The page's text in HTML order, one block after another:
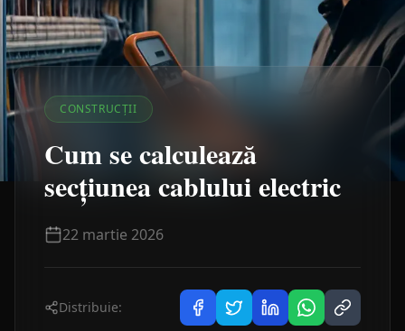
CONSTRUCȚII
Cum se calculează
secțiunea cablului electric
22 martie 2026
Distribuie: